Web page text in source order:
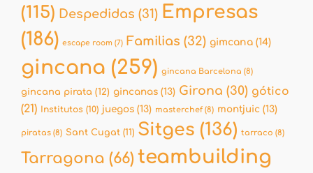
(115) Despedidas (31) Empresas
(186) escape room (7) Familias (32) gimcana (14)
gincana (259) gincana Barcelona (8)
gincana pirata (12) gincanas (13) Girona (30) gótico
(21) Institutos (10) juegos (13) masterchef (8) montjuic (13)
piratas (8) Sant Cugat (11) Sitges (136) tarraco (8)
Tarragona (66) teambuilding